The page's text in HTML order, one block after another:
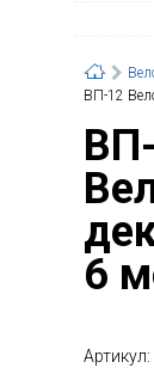
ВП-12
ВП-12
6
Артикул: